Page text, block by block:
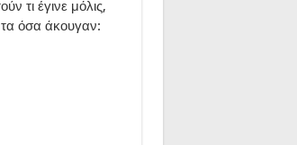
τι έγινε μόλις,
όσα άκουγαν: